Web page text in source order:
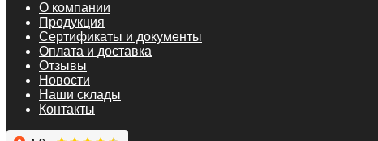
О компании
Продукция
Сертификаты и документы
Оплата и доставка
Отзывы
Новости
Наши склады
Контакты